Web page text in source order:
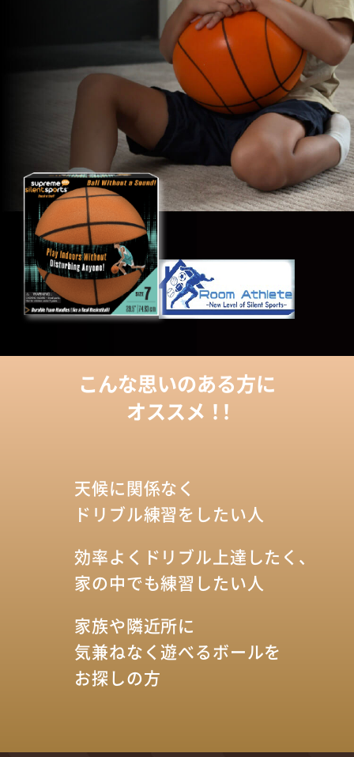
こんな思いのある方に
オススメ ！！
天候に関係なく
ドリブル練習をしたい人
効率よくドリブル上達したく、
家の中でも練習したい人
家族や隣近所に
気兼ねなく遊べるボールを
お探しの方